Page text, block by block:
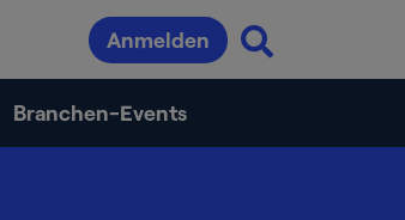
Anmelden
Branchen-Events